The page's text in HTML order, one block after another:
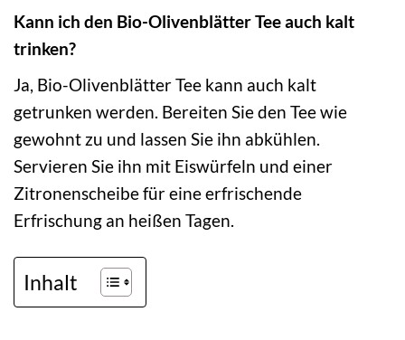
Kann ich den Bio-Olivenblätter Tee auch kalt
trinken?
Ja, Bio-Olivenblätter Tee kann auch kalt
getrunken werden. Bereiten Sie den Tee wie
gewohnt zu und lassen Sie ihn abkühlen.
Servieren Sie ihn mit Eiswürfeln und einer
Zitronenscheibe für eine erfrischende
Erfrischung an heißen Tagen.
Inhalt